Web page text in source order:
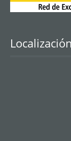
Localización